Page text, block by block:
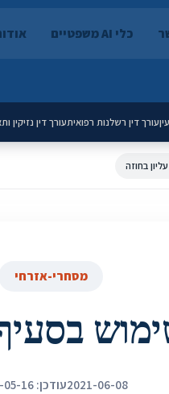
כלי AI משפטיים
עורך דין רשלנות רפואיתעורך דין נזיקין
בחוזה
מסחרי-אזרחי
2021-06-08עודכן: 2026-05-16